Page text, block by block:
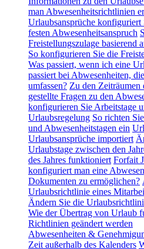
man Abwesenheitsrichtlinien
Urlaubsansprüche konfiguriert
festen Abwesenheitsanspruch
Freistellungszulage basierend
So konfigurieren Sie die
Was passiert, wenn ich eine
passiert bei Abwesenheiten,
umfassen? Zu den Zeiträumen
gestellte Fragen zu den
konfigurieren Sie Arbeitstage
Urlaubsregelung So richten
und Abwesenheitstagen ein
Urlaubsansprüche importiert
Urlaubstage zwischen den
des Jahres funktioniert Forfait
konfiguriert man eine
Dokumenten zu ermöglichen?
Urlaubsrichtlinie eines
Ändern Sie die
Wie der Übertrag von Urlaub
Richtlinien geändert werden
Abwesenheiten &
Zeit außerhalb des Kalenders